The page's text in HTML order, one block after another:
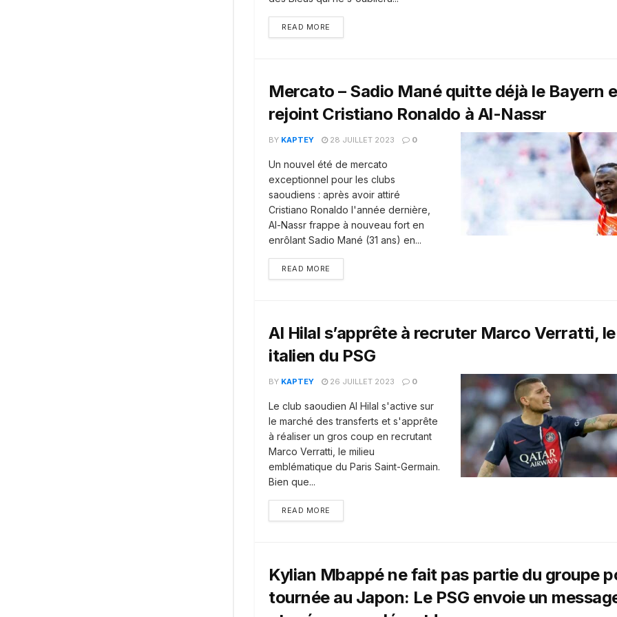
READ MORE
Mercato – Sadio Mané quitte déjà le Bayern
rejoint Cristiano Ronaldo à Al-Nassr
BY KAPTEY 28 JUILLET 2023 0
Un nouvel été de mercato
exceptionnel pour les clubs
saoudiens : après avoir attiré
Cristiano Ronaldo l'année dernière,
Al-Nassr frappe à nouveau fort en
enrôlant Sadio Mané (31 ans) en...
READ MORE
Al Hilal s’apprête à recruter Marco Verratti,
italien du PSG
BY KAPTEY 26 JUILLET 2023 0
Le club saoudien Al Hilal s'active sur
le marché des transferts et s'apprête
à réaliser un gros coup en recrutant
Marco Verratti, le milieu
emblématique du Paris Saint-Germain.
Bien que...
READ MORE
Kylian Mbappé ne fait pas partie du groupe
tournée au Japon: Le PSG envoie un